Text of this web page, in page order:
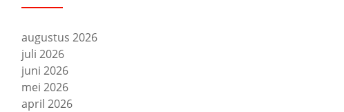
augustus 2026
juli 2026
juni 2026
mei 2026
april 2026